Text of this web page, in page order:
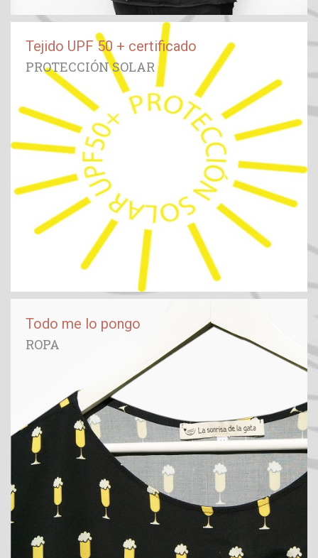
Tejido UPF 50 + certificado
PROTECCIÓN SOLAR
Todo me lo pongo
ROPA